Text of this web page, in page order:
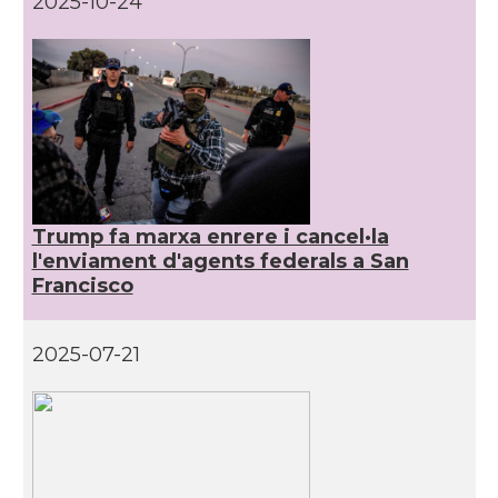
CAMON
CAMON Catalans a DURHAM, NC
CAMON Catalans a Hawaii
CAMON Catalans a Houston - Texas
Trump fa marxa enrere i cancel·la
l'enviament d'agents federals a San
Francisco
2025-07-21